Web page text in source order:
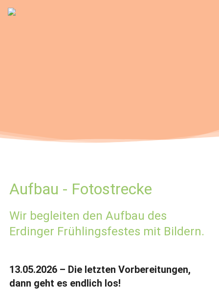
Aufbau - Fotostrecke
Wir begleiten den Aufbau des
Erdinger Frühlingsfestes mit Bildern.
13.05.2026 – Die letzten Vorbereitungen,
dann geht es endlich los!